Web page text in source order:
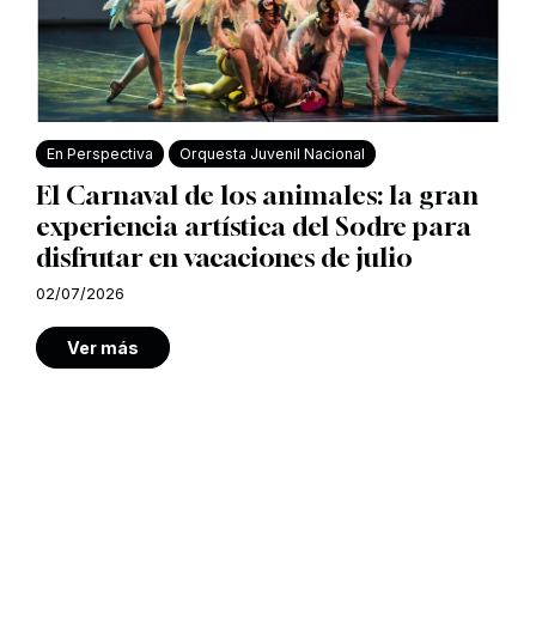
En Perspectiva Orquesta Juvenil Nacional
El Carnaval de los animales: la gran
experiencia artística del Sodre para
disfrutar en vacaciones de julio
02/07/2026
Ver más